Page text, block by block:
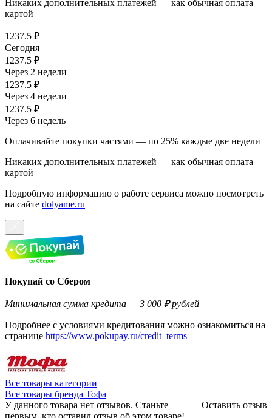
Никаких дополнительных платежей — как обычная оплата
картой
1237.5 ₽
Сегодня
1237.5 ₽
Через 2 недели
1237.5 ₽
Через 4 недели
1237.5 ₽
Через 6 недель
Оплачивайте покупки частями — по 25% каждые две недели
Никаких дополнительных платежей — как обычная оплата
картой
Подробную информацию о работе сервиса можно посмотреть
на сайте dolyame.ru
Покупай со Сбером
Минимальная сумма кредита — 3 000 ₽ рублей
Подробнее с условиями кредитования можно ознакомиться на
странице https://www.pokupay.ru/credit_terms
Все товары категории
Все товары бренда Тофа
Оставить отзыв
У данного товара нет отзывов. Станьте
первым, кто оставил отзыв об этом товаре!